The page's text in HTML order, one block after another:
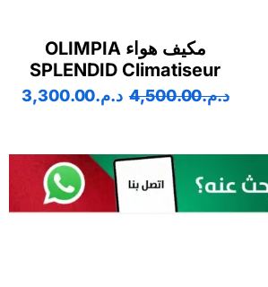
مكيف هواء OLIMPIA
SPLENDID Climatiseur
د.م.4,500.00 د.م.3,300.00